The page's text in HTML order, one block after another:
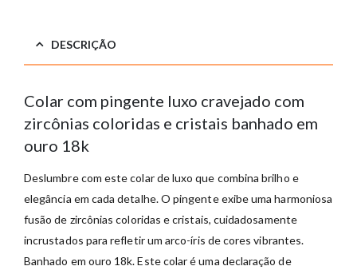
DESCRIÇÃO
Colar com pingente luxo cravejado com
zircônias coloridas e cristais banhado em
ouro 18k
Deslumbre com este colar de luxo que combina brilho e
elegância em cada detalhe. O pingente exibe uma harmoniosa
fusão de zircônias coloridas e cristais, cuidadosamente
incrustados para refletir um arco-íris de cores vibrantes.
Banhado em ouro 18k. Este colar é uma declaração de